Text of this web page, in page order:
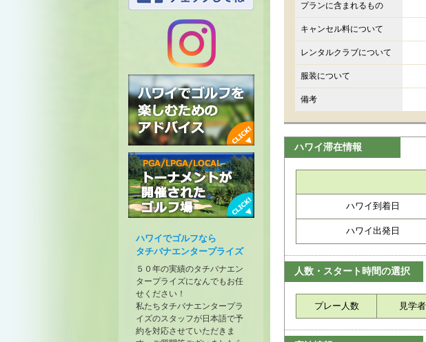
タチバナのFacebook
タチバナの
Instagram
ハワイでゴルフを楽しむための
アドバイス
フ場
ハワイでゴルフなら
タチバナエンタープライズ
５０年の実績のタチバナエン
タープライズになんでもお任
せください！
私たちタチバナエンタープラ
イズのスタッフが日本語で予
約を対応させていただきま
プランに含まれるもの
キャンセル料について
レンタルクラブについて
服装について
備考
ハワイ滞在情報
ハワイ到着日
ハワイ出発日
人数・スタート時間の選択
プレー人数 見学